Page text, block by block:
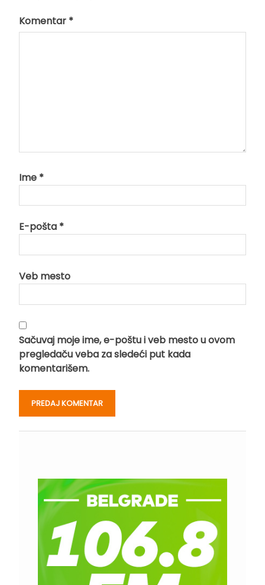
Komentar *
Ime *
E-pošta *
Veb mesto
Sačuvaj moje ime, e-poštu i veb mesto u ovom
pregledaču veba za sledeći put kada
komentarišem.